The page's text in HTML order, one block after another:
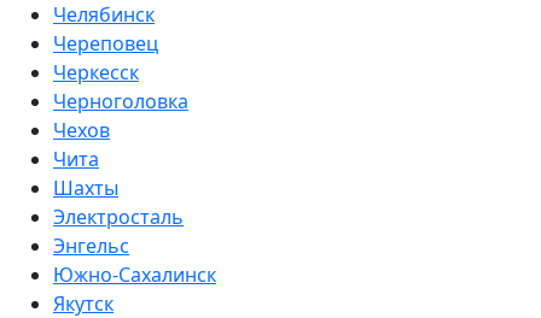
Челябинск
Череповец
Черкесск
Черноголовка
Чехов
Чита
Шахты
Электросталь
Энгельс
Южно-Сахалинск
Якутск